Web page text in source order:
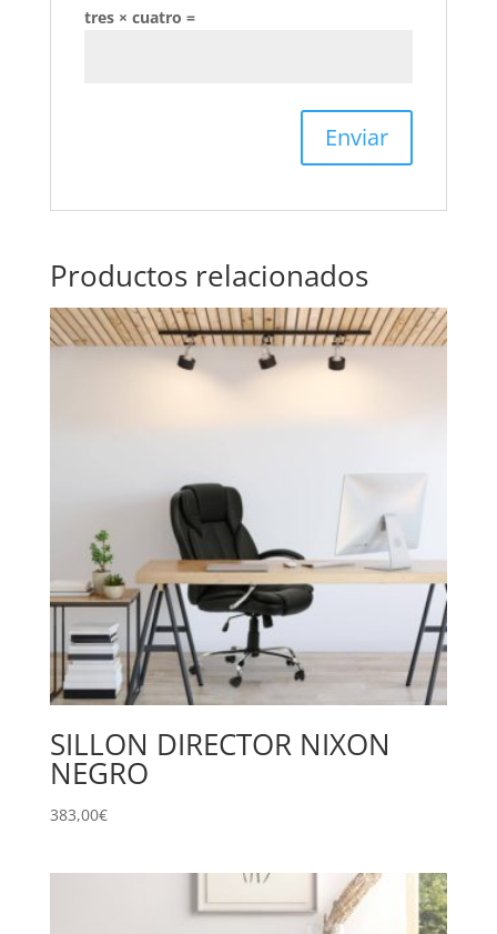
tres × cuatro =
Productos relacionados
SILLON DIRECTOR NIXON
NEGRO
383,00€